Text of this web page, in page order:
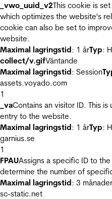
_vwo_uuid_v2This cookie is
which optimizes the website's
cookie can also be set to
website.
Maximal lagringstid: 1 årTyp:
collect/v.gifVäntande
Maximal lagringstid: Session
assets.voyado.com
1
_vaContains an visitor ID. This
entry to the website.
Maximal lagringstid: 1 årTyp:
garnius.se
1
FPAUAssigns a specific ID to
determine the number of
Maximal lagringstid: 3 månader
sc-static.net